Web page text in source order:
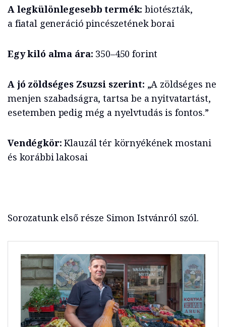
A legkülönlegesebb termék: biotészták,
a fiatal generáció pincészetének borai
Egy kiló alma ára: 350–450 forint
A jó zöldséges Zsuzsi szerint: „A zöldséges ne
menjen szabadságra, tartsa be a nyitvatartást,
esetemben pedig még a nyelvtudás is fontos.”
Vendégkör: Klauzál tér környékének mostani
és korábbi lakosai
Sorozatunk első része Simon Istvánról szól.